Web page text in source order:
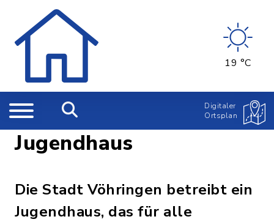
19 °C
Digitaler
Ortsplan
Jugendhaus
Die Stadt Vöhringen betreibt ein
Jugendhaus, das für alle